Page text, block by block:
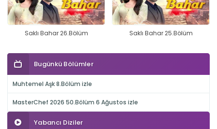
Saklı Bahar 26.Bölüm Saklı Bahar 25.Bölüm
Bugünkü Bölümler
Muhtemel Aşk 8.Bölüm izle
MasterChef 2026 50.Bölüm 6 Ağustos izle
Yabancı Diziler